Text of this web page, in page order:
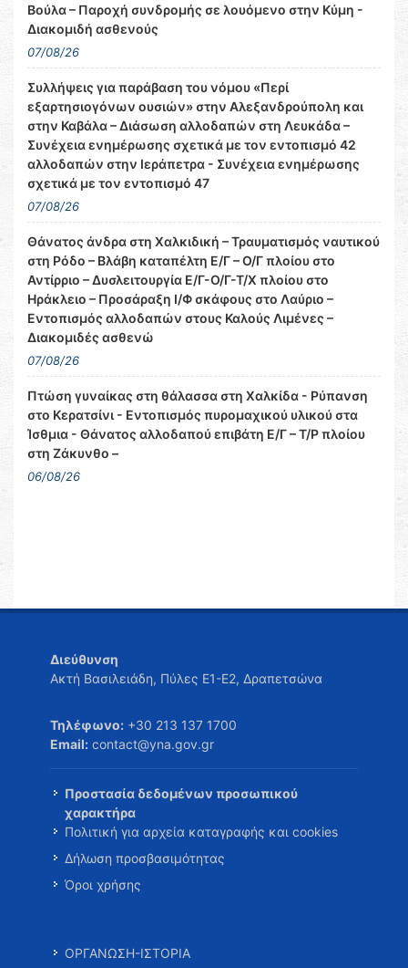
Βούλα – Παροχή συνδρομής σε λουόμενο στην Κύμη -
Διακομιδή ασθενούς
07/08/26
Συλλήψεις για παράβαση του νόμου «Περί
εξαρτησιογόνων ουσιών» στην Αλεξανδρούπολη και
στην Καβάλα – Διάσωση αλλοδαπών στη Λευκάδα –
Συνέχεια ενημέρωσης σχετικά με τον εντοπισμό 42
αλλοδαπών στην Ιεράπετρα - Συνέχεια ενημέρωσης
σχετικά με τον εντοπισμό 47
07/08/26
Θάνατος άνδρα στη Χαλκιδική – Τραυματισμός ναυτικού
στη Ρόδο – Βλάβη καταπέλτη Ε/Γ – Ο/Γ πλοίου στο
Αντίρριο – Δυσλειτουργία Ε/Γ-Ο/Γ-Τ/Χ πλοίου στο
Ηράκλειο – Προσάραξη Ι/Φ σκάφους στο Λαύριο –
Εντοπισμός αλλοδαπών στους Καλούς Λιμένες –
Διακομιδές ασθενώ
07/08/26
Πτώση γυναίκας στη θάλασσα στη Χαλκίδα - Ρύπανση
στο Κερατσίνι - Εντοπισμός πυρομαχικού υλικού στα
Ίσθμια - Θάνατος αλλοδαπού επιβάτη Ε/Γ – Τ/Ρ πλοίου
στη Ζάκυνθο –
06/08/26
Διεύθυνση
Ακτή Βασιλειάδη, Πύλες Ε1-Ε2, Δραπετσώνα
Τηλέφωνο: +30 213 137 1700
Email: contact@yna.gov.gr
Προστασία δεδομένων προσωπικού
χαρακτήρα
Πολιτική για αρχεία καταγραφής και cookies
Δήλωση προσβασιμότητας
Όροι χρήσης
ΟΡΓΑΝΩΣΗ-ΙΣΤΟΡΙΑ